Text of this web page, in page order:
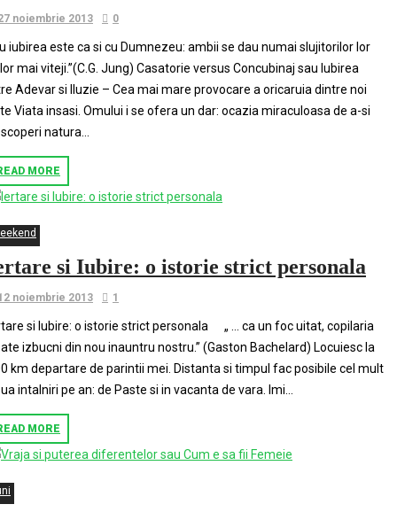
noiembrie 2013 0
iubirea este ca si cu Dumnezeu: ambii se dau numai slujitorilor lor
mai viteji.”(C.G. Jung) Casatorie versus Concubinaj sau Iubirea
Adevar si Iluzie – Cea mai mare provocare a oricaruia dintre noi
Viata insasi. Omului i se ofera un dar: ocazia miraculoasa de a-si
natura...
MORE
si Iubire: o istorie strict personala
noiembrie 2013 1
si Iubire: o istorie strict personala „ … ca un foc uitat, copilaria
izbucni din nou inauntru nostru.” (Gaston Bachelard) Locuiesc la
km departare de parintii mei. Distanta si timpul fac posibile cel mult
intalniri pe an: de Paste si in vacanta de vara. Imi...
MORE